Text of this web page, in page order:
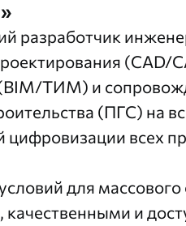
разработчик
(CAD/
ТИМ) и
(ПГС) на
цифровизации всех
для
и